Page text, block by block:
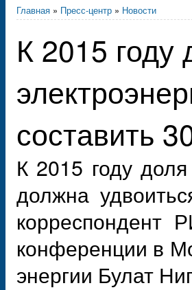
Главная » Пресс-центр » Новости
К 2015
составить
К 2015 году
должна
корреспондент
конференции в
энергии Булат